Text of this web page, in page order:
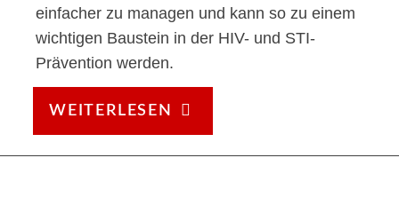
einfacher zu managen und kann so zu einem
wichtigen Baustein in der HIV- und STI-
Prävention werden.
WEITERLESEN
–
DIE